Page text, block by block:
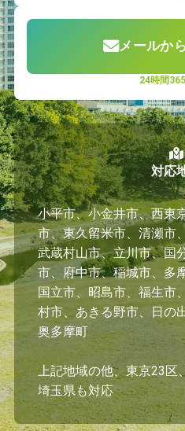
メールか
24時間
対応
小平市、小金井市、西東
市、東久留米市、清瀬市
武蔵村山市、立川市、国
市、府中市、稲城市、多
国立市、昭島市、福生市
村市、あきる野市、日の
奥多摩町
上記地域の他、東京23区
埼玉県も対応